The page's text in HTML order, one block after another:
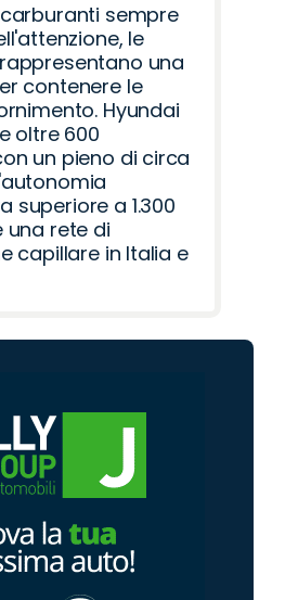
sempre
le
una
contenere le
Hyundai
oltre 600
un pieno di circa
superiore a 1.300
una rete di
capillare in Italia e